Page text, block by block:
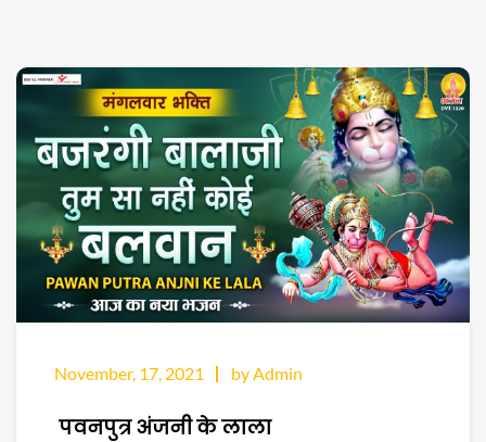
November, 17, 2021 by Admin
पवनपुत्र अंजनी के लाला